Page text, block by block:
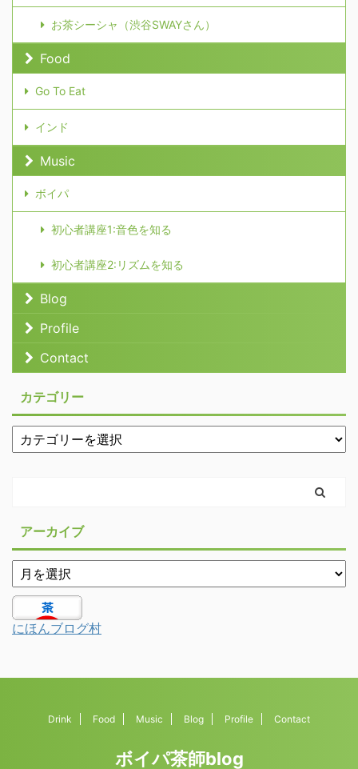
お茶シーシャ（渋谷SWAYさん）
Food
Go To Eat
インド
Music
ボイパ
初心者講座1:音色を知る
初心者講座2:リズムを知る
Blog
Profile
Contact
カテゴリー
アーカイブ
にほんブログ村
Drink Food Music Blog Profile Contact
ボイパ茶師blog